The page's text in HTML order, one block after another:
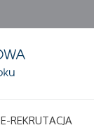
E-REKRUTACJA